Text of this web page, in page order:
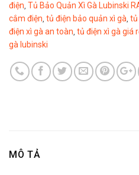
điện, Tủ Bảo Quản Xì Gà Lubinski
cắm điện, tủ điện bảo quản xì gà, tủ
điện xì gà an toàn, tủ điện xì gà giá
gà lubinski
MÔ TẢ